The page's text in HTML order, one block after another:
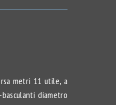
metri 11 utile, a
diametro